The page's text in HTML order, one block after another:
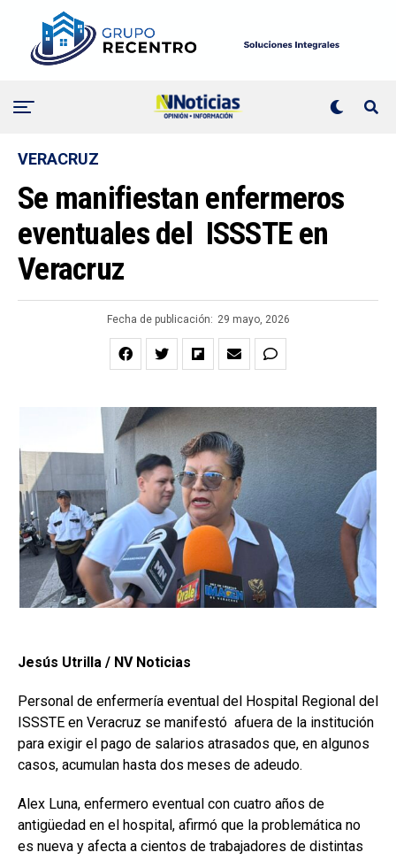
VERACRUZ
Se manifiestan enfermeros
eventuales del ISSSTE en
Veracruz
Fecha de publicación: 29 mayo, 2026
Jesús Utrilla / NV Noticias
Personal de enfermería eventual del Hospital Regional del
ISSSTE en Veracruz se manifestó afuera de la institución
para exigir el pago de salarios atrasados que, en algunos
casos, acumulan hasta dos meses de adeudo.
Alex Luna, enfermero eventual con cuatro años de
antigüedad en el hospital, afirmó que la problemática no
es nueva y afecta a cientos de trabajadores de distintas